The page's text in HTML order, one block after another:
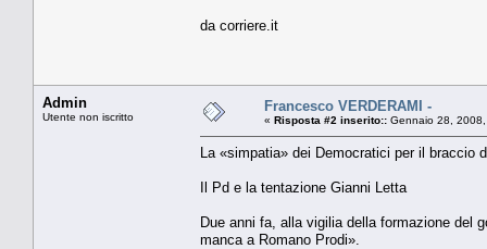
da corriere.it
Admin
Utente non iscritto
Francesco VERDERAMI -
« Risposta #2 inserito:: Gennaio 28,
La «simpatia» dei Democratici per il braccio
Il Pd e la tentazione Gianni Letta
Due anni fa, alla vigilia della formazione del
manca a Romano Prodi».